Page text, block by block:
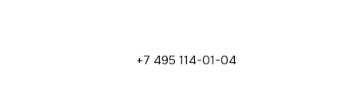
+7 495 114-01-04